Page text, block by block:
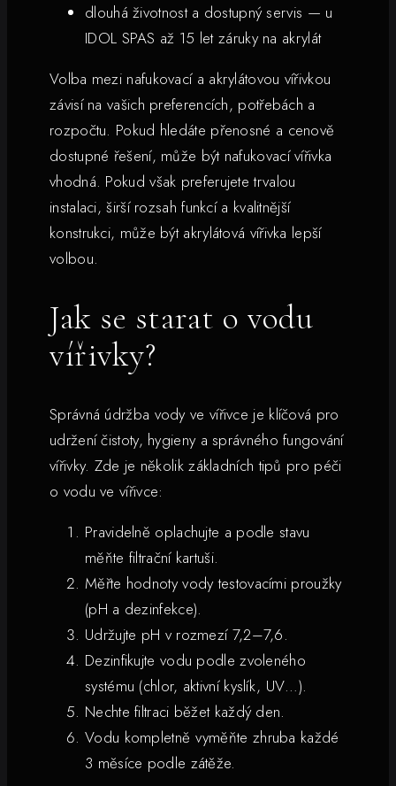
dlouhá životnost a dostupný servis — u
IDOL SPAS až 15 let záruky na akrylát
Volba mezi nafukovací a akrylátovou vířivkou
závisí na vašich preferencích, potřebách a
rozpočtu. Pokud hledáte přenosné a cenově
dostupné řešení, může být nafukovací vířivka
vhodná. Pokud však preferujete trvalou
instalaci, širší rozsah funkcí a kvalitnější
konstrukci, může být akrylátová vířivka lepší
volbou.
Jak se starat o vodu
vířivky?
Správná údržba vody ve vířivce je klíčová pro
udržení čistoty, hygieny a správného fungování
vířivky. Zde je několik základních tipů pro péči
o vodu ve vířivce:
Pravidelně oplachujte a podle stavu
měňte filtrační kartuši.
Měřte hodnoty vody testovacími proužky
(pH a dezinfekce).
Udržujte pH v rozmezí 7,2–7,6.
Dezinfikujte vodu podle zvoleného
systému (chlor, aktivní kyslík, UV…).
Nechte filtraci běžet každý den.
Vodu kompletně vyměňte zhruba každé
3 měsíce podle zátěže.